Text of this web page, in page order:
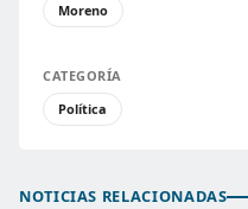
Moreno
CATEGORÍA
Política
NOTICIAS RELACIONADAS